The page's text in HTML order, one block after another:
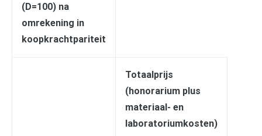
(D=100) na
omrekening in
koopkrachtpariteit
Totaalprijs
(honorarium plus
materiaal- en
laboratoriumkosten)